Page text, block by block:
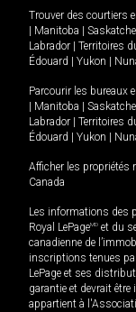
Trouver des courtiers
Manitoba
Labrador
Territoires
Édouard
Yukon
Parcourir les bureaux
Manitoba
Labrador
Territoires
Édouard
Yukon
Afficher les propriétés
Canada
Les informations des
Royal LePageMD et du
canadienne de
inscriptions tenues
LePage et ses
garantie et devrait
appartient à